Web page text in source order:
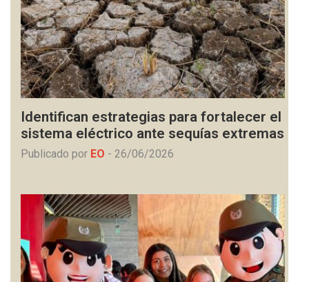
Identifican estrategias para fortalecer el
sistema eléctrico ante sequías extremas
Publicado por EO - 26/06/2026